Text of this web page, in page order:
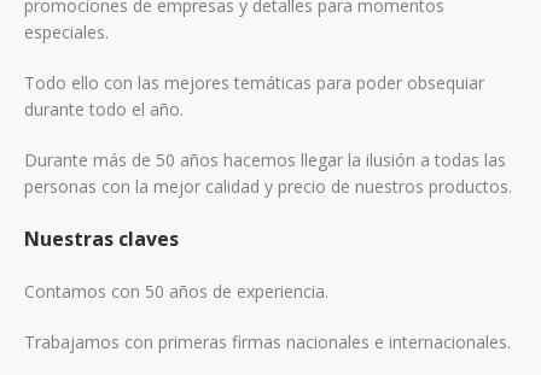
promociones de empresas y detalles para momentos
especiales.
Todo ello con las mejores temáticas para poder obsequiar
durante todo el año.
Durante más de 50 años hacemos llegar la ilusión a todas las
personas con la mejor calidad y precio de nuestros productos.
Nuestras claves
Contamos con 50 años de experiencia.
Trabajamos con primeras firmas nacionales e internacionales.